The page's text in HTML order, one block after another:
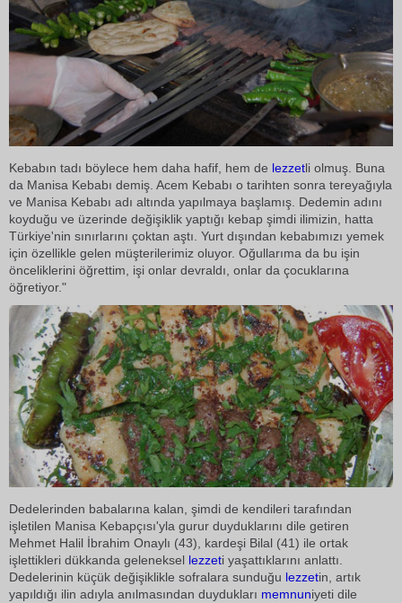
Kebabın tadı böylece hem daha hafif, hem de lezzetli olmuş. Buna
da Manisa Kebabı demiş. Acem Kebabı o tarihten sonra tereyağıyla
ve Manisa Kebabı adı altında yapılmaya başlamış. Dedemin adını
koyduğu ve üzerinde değişiklik yaptığı kebap şimdi ilimizin, hatta
Türkiye'nin sınırlarını çoktan aştı. Yurt dışından kebabımızı yemek
için özellikle gelen müşterilerimiz oluyor. Oğullarıma da bu işin
önceliklerini öğrettim, işi onlar devraldı, onlar da çocuklarına
öğretiyor."
Dedelerinden babalarına kalan, şimdi de kendileri tarafından
işletilen Manisa Kebapçısı'yla gurur duyduklarını dile getiren
Mehmet Halil İbrahim Onaylı (43), kardeşi Bilal (41) ile ortak
işlettikleri dükkanda geleneksel lezzeti yaşattıklarını anlattı.
Dedelerinin küçük değişiklikle sofralara sunduğu lezzetin, artık
yapıldığı ilin adıyla anılmasından duydukları memnuniyeti dile